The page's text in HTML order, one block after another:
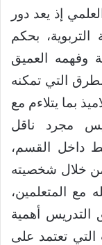
إذ يعد دور
بحكم
وفهمه العميق
التي تمكنه
بما يتلاءم مع
ليس مجرد ناقل
داخل القسم،
خلال شخصيته
مع المتعلمين،
التدريس أهمية
التي تعتمد على